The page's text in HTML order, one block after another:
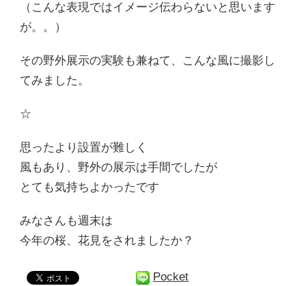
（こんな表現ではイメージ伝わらないと思います
が。。）
その野外展示の実験も兼ねて、こんな風に撮影し
てみました。
☆
思ったより設置が難しく
風もあり、野外の展示は手間でしたが
とても気持ちよかったです
みなさんも週末は
今年の桜、花見をされましたか？
Pocket